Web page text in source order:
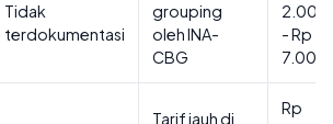
Tidak
terdokumentasi
grouping
oleh INA-
CBG
- Rp
Tarif jauh di
Rp